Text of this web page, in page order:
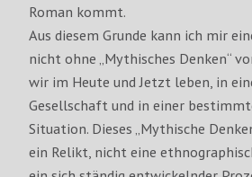
Roman kommt.
Aus diesem Grunde kann ich mir
nicht ohne „Mythisches Denken“
wir im Heute und Jetzt leben, in
Gesellschaft und in einer
Situation. Dieses „Mythische
ein Relikt, nicht eine